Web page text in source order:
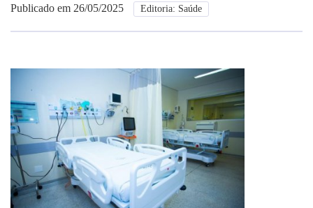
Anuncie
Publicado em 26/05/2025 Editoria: Saúde